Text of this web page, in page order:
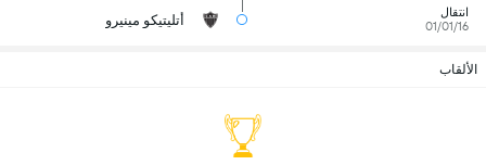
انتقال
01/01/16
أتليتيكو مينيرو
الألقاب